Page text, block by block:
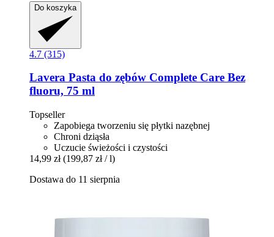
Do koszyka
4.7 (315)
Lavera Pasta do zębów Complete Care Bez
fluoru, 75 ml
Topseller
Zapobiega tworzeniu się płytki nazębnej
Chroni dziąsła
Uczucie świeżości i czystości
14,99 zł (199,87 zł / l)
Dostawa do 11 sierpnia